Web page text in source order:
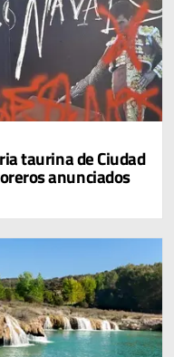
taurina de Ciudad
anunciados